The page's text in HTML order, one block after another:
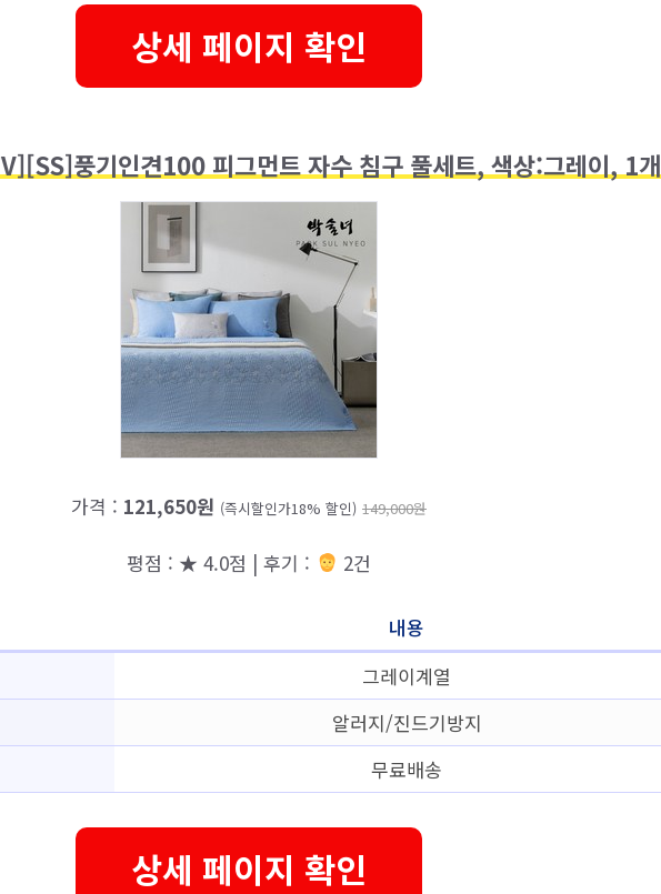
상세 페이지 확인
풍기인견100 피그먼트 자수 침구 풀세트, 색상:그레이, 1개
가격 : 121,650원 (즉시할인가18% 할인) 149,000원
평점 : ★ 4.0점 | 후기 : 2건
내용
그레이계열
알러지/진드기방지
무료배송
상세 페이지 확인